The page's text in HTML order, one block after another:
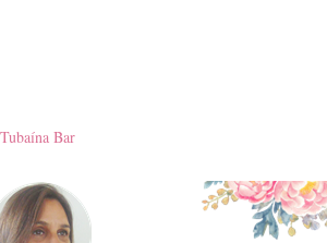
Tubaína Bar